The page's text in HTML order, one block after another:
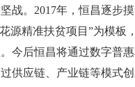
战。2017年，恒昌逐步
源精准扶贫项目”为模板
今后恒昌将通过数字普
供应链、产业链等模式